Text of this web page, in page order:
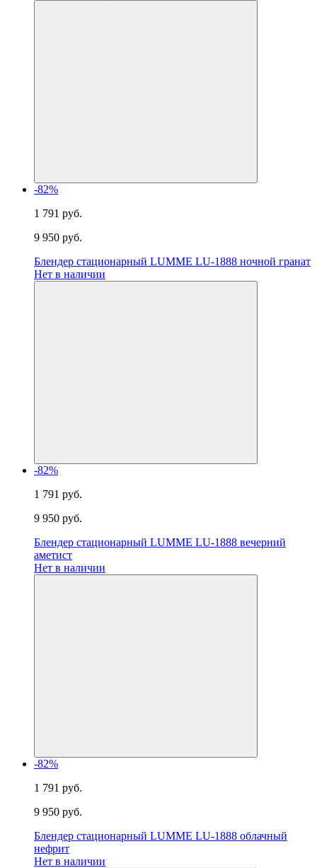
-82%
1 791 руб.
9 950 руб.
Блендер стационарный LUMME LU-1888 ночной гранат
Нет в наличии
-82%
1 791 руб.
9 950 руб.
Блендер стационарный LUMME LU-1888 вечерний
аметист
Нет в наличии
-82%
1 791 руб.
9 950 руб.
Блендер стационарный LUMME LU-1888 облачный
нефрит
Нет в наличии